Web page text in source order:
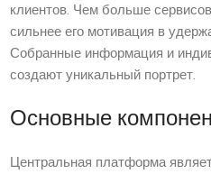
клиентов. Чем больше
сильнее его мотивация в
Собранные информация и
создают уникальный портрет.
Основные
Центральная платформа